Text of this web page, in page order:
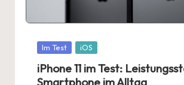
Posted
Im Test iOS
iPhone 11 im Test:
Smartphone im Alltag